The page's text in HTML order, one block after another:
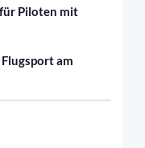
Piloten mit
am